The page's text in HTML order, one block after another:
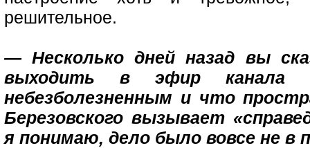
решительное.
— Несколько дней назад вы
выходить в эфир
небезболезненным и что
Березовского вызывает
я понимаю, дело было вовсе не в